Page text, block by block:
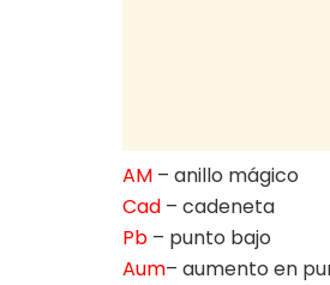
AM – anillo mágico
Cad – cadeneta
Pb – punto bajo
Aum– aumento en